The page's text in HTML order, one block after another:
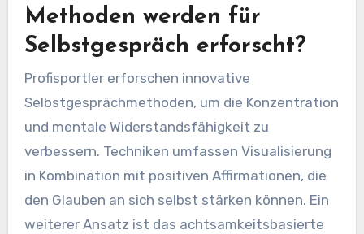
Methoden werden für
Selbstgespräch erforscht?
Profisportler erforschen innovative
Selbstgesprächmethoden, um die Konzentration
und mentale Widerstandsfähigkeit zu
verbessern. Techniken umfassen Visualisierung
in Kombination mit positiven Affirmationen, die
den Glauben an sich selbst stärken können. Ein
weiterer Ansatz ist das achtsamkeitsbasierte